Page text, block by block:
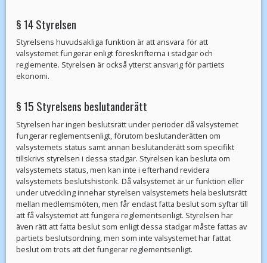
§ 14 Styrelsen
Styrelsens huvudsakliga funktion är att ansvara för att
valsystemet fungerar enligt föreskrifterna i stadgar och
reglemente. Styrelsen är också ytterst ansvarig för partiets
ekonomi.
§ 15 Styrelsens beslutanderätt
Styrelsen har ingen beslutsrätt under perioder då valsystemet
fungerar reglementsenligt, förutom beslutanderätten om
valsystemets status samt annan beslutanderätt som specifikt
tillskrivs styrelsen i dessa stadgar. Styrelsen kan besluta om
valsystemets status, men kan inte i efterhand revidera
valsystemets beslutshistorik. Då valsystemet är ur funktion eller
under utveckling innehar styrelsen valsystemets hela beslutsrätt
mellan medlemsmöten, men får endast fatta beslut som syftar till
att få valsystemet att fungera reglementsenligt. Styrelsen har
även rätt att fatta beslut som enligt dessa stadgar måste fattas av
partiets beslutsordning, men som inte valsystemet har fattat
beslut om trots att det fungerar reglementsenligt.